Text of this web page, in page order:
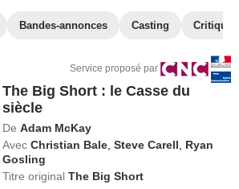
Bandes-annonces Casting
Service proposé par
The Big Short : le Casse du
siècle
De Adam McKay
Avec Christian Bale ,Steve Carell
Ryan
Gosling
Titre originalThe Big Short